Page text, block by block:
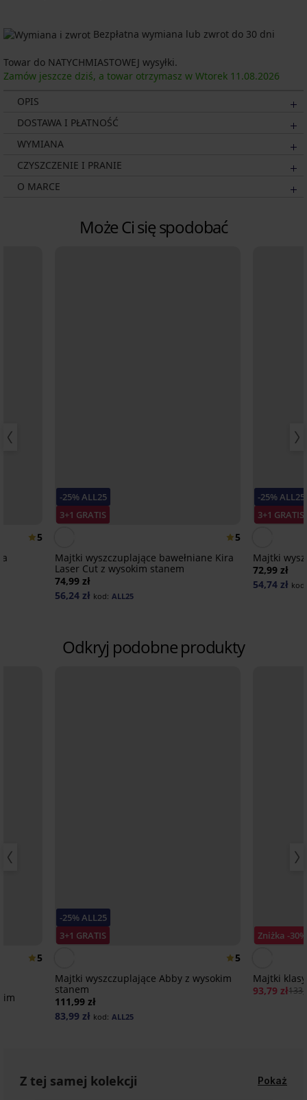
Bezpłatna wymiana lub zwrot do 30 dni
Towar do NATYCHMIASTOWEJ wysyłki.
Zamów jeszcze dziś, a towar otrzymasz w Wtorek 11.08.2026
OPIS
DOSTAWA I PŁATNOŚĆ
WYMIANA
CZYSZCZENIE I PRANIE
O MARCE
Może Ci się spodobać
5
-25% ALL25
3+1 GRATIS
5
Majtki wyszczuplające bawełniane Kira
Laser Cut z wysokim stanem
74,99 zł
56,24 zł kod: ALL25
-25% ALL25
3+1 GRATIS
Majtki
72,99 zł
54,74 zł kod:
Odkryj podobne produkty
5
-25% ALL25
3+1 GRATIS
5
Majtki wyszczuplające Abby z wysokim
stanem
111,99 zł
83,99 zł kod: ALL25
Zniżka -30%
Majtki
93,79 zł
Z tej samej kolekcji Pokaż